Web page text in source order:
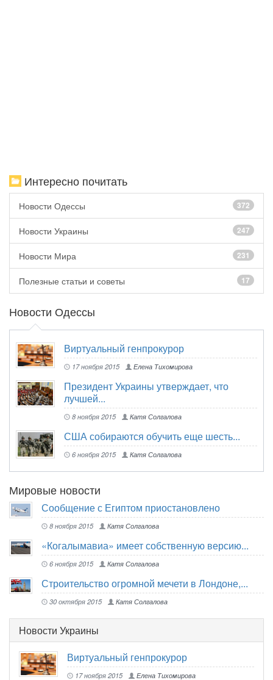
Интересно почитать
Новости Одессы 372
Новости Украины 247
Новости Мира 231
Полезные статьи и советы 17
Новости Одессы
Виртуальный генпрокурор
17 ноября 2015 Елена Тихомирова
Президент Украины утверждает, что
лучшей...
8 ноября 2015 Катя Солгалова
США собираются обучить еще шесть...
6 ноября 2015 Катя Солгалова
Мировые новости
Сообщение с Египтом приостановлено
8 ноября 2015 Катя Солгалова
«Когалымавиа» имеет собственную версию...
6 ноября 2015 Катя Солгалова
Строительство огромной мечети в Лондоне,...
30 октября 2015 Катя Солгалова
Новости Украины
Виртуальный генпрокурор
17 ноября 2015 Елена Тихомирова